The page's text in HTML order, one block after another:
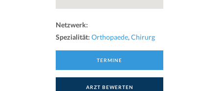
Netzwerk:
Spezialität: Orthopaede, Chirurg
TERMINE
ARZT BEWERTEN